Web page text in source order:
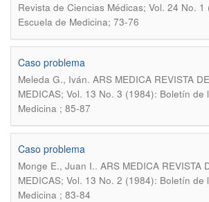
Revista de Ciencias Médicas; Vol. 24 No.
Escuela de Medicina; 73-76
Caso problema
Meleda G., Iván. ARS MEDICA REVISTA
MEDICAS; Vol. 13 No. 3 (1984): Boletín de
Medicina ; 85-87
Caso problema
Monge E., Juan I.. ARS MEDICA REVISTA
MEDICAS; Vol. 13 No. 2 (1984): Boletín de
Medicina ; 83-84